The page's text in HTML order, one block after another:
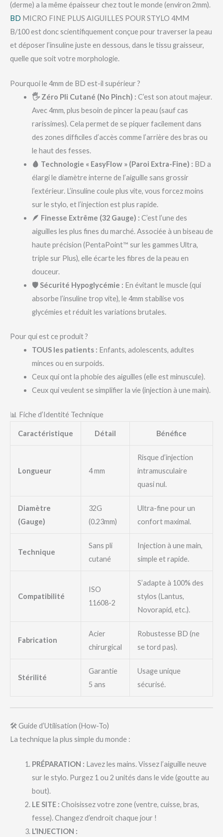
(derme) a la même épaisseur chez tout le monde (environ 2mm).
BD MICRO FINE PLUS AIGUILLES POUR STYLO 4MM
B/100 est donc scientifiquement conçue pour traverser la peau
et déposer l’insuline juste en dessous, dans le tissu graisseur,
quelle que soit votre morphologie.
Pourquoi le 4mm de BD est-il supérieur ?
🖐️ Zéro Pli Cutané (No Pinch) : C’est son atout majeur.
Avec 4mm, plus besoin de pincer la peau (sauf cas
rarissimes). Cela permet de se piquer facilement dans
des zones difficiles d’accès comme l’arrière des bras ou
le haut des fesses.
🩸 Technologie « EasyFlow » (Paroi Extra-Fine) : BD a
élargi le diamètre interne de l’aiguille sans grossir
l’extérieur. L’insuline coule plus vite, vous forcez moins
sur le stylo, et l’injection est plus rapide.
🪶 Finesse Extrême (32 Gauge) : C’est l’une des
aiguilles les plus fines du marché. Associée à un biseau de
haute précision (PentaPoint™ sur les gammes Ultra,
triple sur Plus), elle écarte les fibres de la peau en
douceur.
🛡️ Sécurité Hypoglycémie : En évitant le muscle (qui
absorbe l’insuline trop vite), le 4mm stabilise vos
glycémies et réduit les variations brutales.
Pour qui est ce produit ?
TOUS les patients : Enfants, adolescents, adultes
minces ou en surpoids.
Ceux qui ont la phobie des aiguilles (elle est minuscule).
Ceux qui veulent se simplifier la vie (injection à une main).
📊 Fiche d’Identité Technique
Caractéristique Détail Bénéfice
Longueur 4 mm
Risque d’injection
intramusculaire
quasi nul.
Diamètre
(Gauge)
32G
(0.23mm)
Ultra-fine pour un
confort maximal.
Technique
Sans pli
cutané
Injection à une main,
simple et rapide.
Compatibilité
ISO
11608-2
S’adapte à 100% des
stylos (Lantus,
Novorapid, etc.).
Fabrication
Acier
chirurgical
Robustesse BD (ne
se tord pas).
Stérilité
Garantie
5 ans
Usage unique
sécurisé.
🛠️ Guide d’Utilisation (How-To)
La technique la plus simple du monde :
PRÉPARATION : Lavez les mains. Vissez l’aiguille neuve
sur le stylo. Purgez 1 ou 2 unités dans le vide (goutte au
bout).
LE SITE : Choisissez votre zone (ventre, cuisse, bras,
fesse). Changez d’endroit chaque jour !
L’INJECTION :